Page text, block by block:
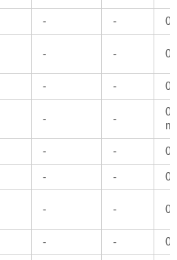
- - 0
- - 0
- - 0
- -
- - 0
- - 0
- - 0
- - 0